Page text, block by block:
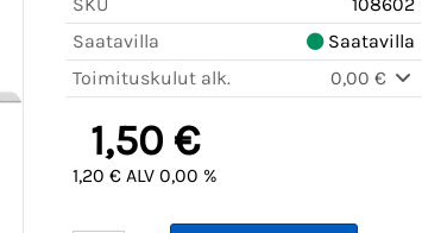
Saatavilla
Saatavilla
Toimituskulut alk.
0,00 €
1,50 €
1,20 € ALV 0,00 %